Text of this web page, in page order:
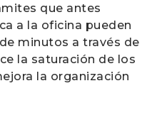
que antes
a la oficina pueden
minutos a través de
la saturación de los
la organización